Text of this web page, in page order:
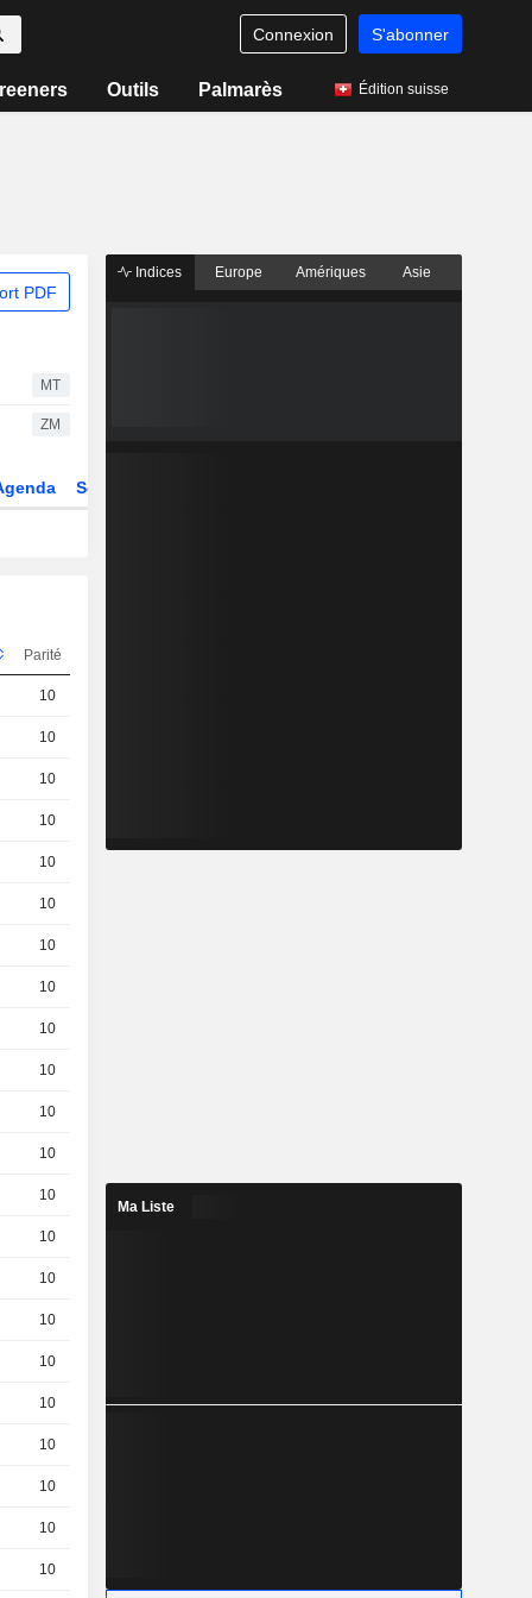
Connexion S'abonner
Outils Palmarès Édition suisse
PDF
MT
ZM
Secteur
Parité
10
10
10
10
10
10
10
10
10
10
10
10
10
10
10
10
10
10 0,0190EUR
10
10
10
10
Indices Europe Amériques Asie
Ma Liste